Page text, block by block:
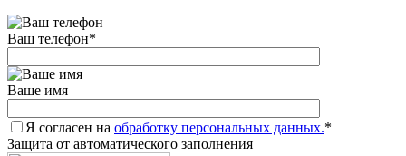
Ваш телефон*
Ваше имя
Я согласен на обработку персональных данных.*
Защита от автоматического заполнения